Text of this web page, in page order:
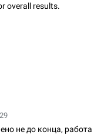
overall results.
не до конца, работа